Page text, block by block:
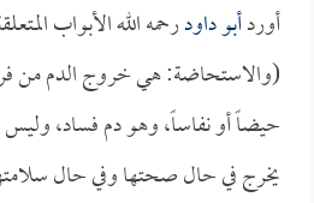
أوردأبو داودرحمه الله الأبواب
(والاستحاضة: هي خروج الدم من
حيضاً أو نفاساً، وهو دم فساد،
يخرج في حال صحتها وفي حال